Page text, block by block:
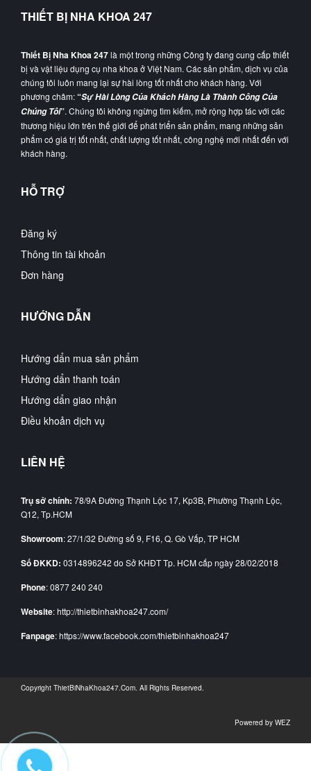
THIẾT BỊ NHA KHOA 247
Thiết Bị Nha Khoa 247là một trong những Công ty đang cung cấp thiết
bị và vật liệu dụng cụ nha khoa ở Việt Nam. Các sản phẩm, dịch vụ của
chúng tôi luôn mang lại sự hài lòng tốt nhất cho khách hàng. Với
phương châm:“Sự Hài Lòng Của Khách Hàng Là Thành Công Của
Chúng Tôi”. Chúng tôi không ngừng tìm kiếm, mở rộng hợp tác với các
thương hiệu lớn trên thế giới để phát triển sản phẩm, mang những sản
phẩm có giá trị tốt nhất, chất lượng tốt nhất, công nghệ mới nhất đến với
khách hàng.
HỖ TRỢ
Đăng ký
Thông tin tài khoản
Đơn hàng
HƯỚNG DẪN
Hướng dẩn mua sản phẩm
Hướng dẩn thanh toán
Hướng dẩn giao nhận
Điều khoản dịch vụ
LIÊN HỆ
Trụ sở chính: 78/9A Đường Thạnh Lộc 17, Kp3B, Phường Thạnh Lộc,
Q12, Tp.HCM
Showroom: 27/1/32 Đường số 9, F16, Q. Gò Vấp, TP HCM
Số ĐKKD: 0314896242 do Sở KHĐT Tp. HCM cấp ngày 28/02/2018
Phone: 0877 240 240
Website: http://thietbinhakhoa247.com/
Fanpage: https://www.facebook.com/thietbinhakhoa247
Copyright ThietBiNhaKhoa247.Com . All Rights Reserved.
Powered by WEZ